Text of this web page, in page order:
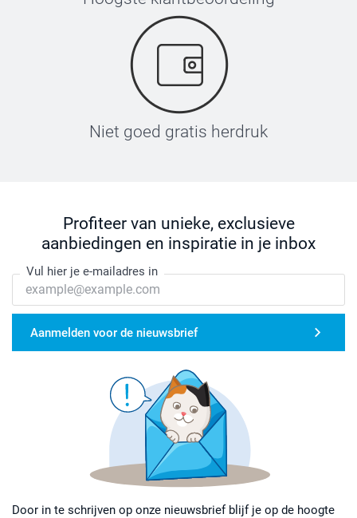
Niet goed gratis herdruk
Profiteer van unieke, exclusieve
aanbiedingen en inspiratie in je inbox
Vul hier je e-mailadres in
Aanmelden voor de nieuwsbrief
Door in te schrijven op onze nieuwsbrief blijf je op de hoogte